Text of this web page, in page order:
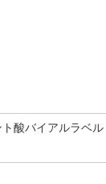
酸バイアルラベル